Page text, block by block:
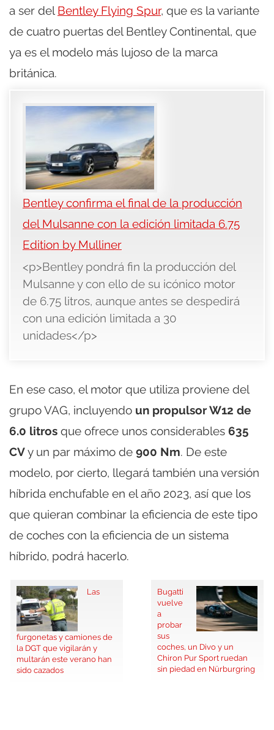
a ser del Bentley Flying Spur, que es la variante
de cuatro puertas del Bentley Continental, que
ya es el modelo más lujoso de la marca
británica.
Bentley confirma el final de la producción
del Mulsanne con la edición limitada 6.75
Edition by Mulliner
<p>Bentley pondrá fin la producción del
Mulsanne y con ello de su icónico motor
de 6.75 litros, aunque antes se despedirá
con una edición limitada a 30
unidades</p>
En ese caso, el motor que utiliza proviene del
grupo VAG, incluyendo un propulsor W12 de
6.0 litros que ofrece unos considerables 635
CVy un par máximo de 900 Nm. De este
modelo, por cierto, llegará también una versión
híbrida enchufable en el año 2023, así que los
que quieran combinar la eficiencia de este tipo
de coches con la eficiencia de un sistema
híbrido, podrá hacerlo.
Las
furgonetas y camiones de
la DGT que vigilarán y
multarán este verano han
sido cazados
Bugatti
vuelve
a
probar
sus
coches, un Divo y un
Chiron Pur Sport ruedan
sin piedad en Nürburgring